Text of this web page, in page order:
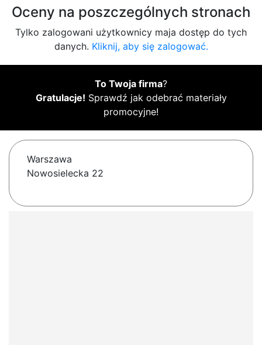
Oceny na poszczególnych stronach
Tylko zalogowani użytkownicy maja dostęp do tych
danych. Kliknij, aby się zalogować.
To Twoja firma?
Gratulacje! Sprawdź jak odebrać materiały
promocyjne!
Warszawa
Nowosielecka 22